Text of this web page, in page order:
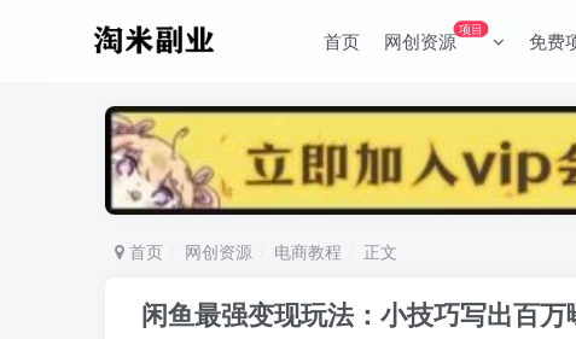
首页 网创资源项目 免费
首页 网创资源 电商教程 正文
闲鱼最强变现玩法：小技巧写出百